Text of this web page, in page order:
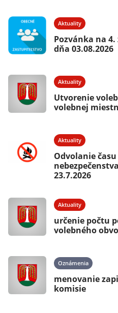
Aktuality
Pozvánka na
dňa 03.08.2026
Aktuality
Utvorenie
volebnej
Aktuality
Odvolanie
23.7.2026
Aktuality
určenie počtu
volebného
Oznámenia
menovanie
komisie